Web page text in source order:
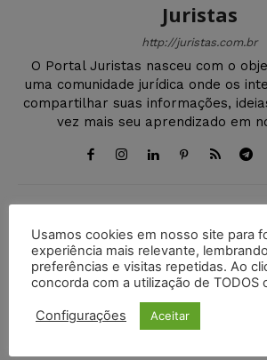
Juristas
http://juristas.com.br
O Portal Juristas nasceu com o
uma comunidade jurídica onde os
compartilhar suas informações,
vez mais seu aprendizado em
DEIXE UM COMENTÁRIO
Default Comments (0) Facebook Comments
Usamos cookies em nosso site para
experiência mais relevante,
preferências e visitas repetidas. Ao
concorda com a utilização de TODOS
Configurações Aceitar